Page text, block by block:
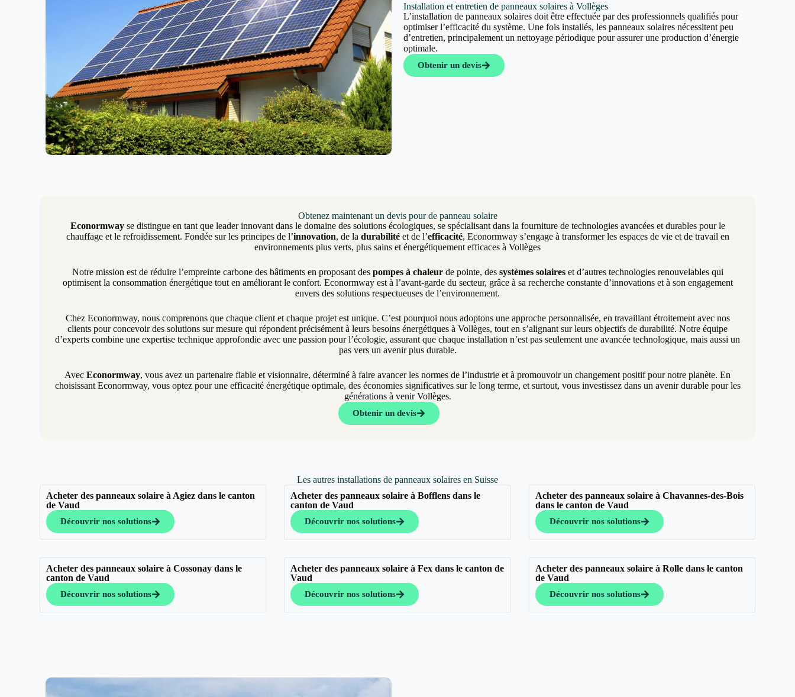
Installation et entretien de panneaux solaires à Vollèges
L’installation de panneaux solaires doit être effectuée par des professionnels qualifiés pour
optimiser l’efficacité du système. Une fois installés, les panneaux solaires nécessitent peu
d’entretien, principalement un nettoyage périodique pour assurer une production d’énergie
optimale.
Obtenir un devis
Obtenez maintenant un devis pour de panneau solaire
Econormwayse distingue en tant que leader innovant dans le domaine des solutions écologiques, se spécialisant dans la fourniture de technologies avancées et durables pour le
chauffage et le refroidissement. Fondée sur les principes de l’innovation, de la durabilitéet de l’efficacité, Econormway s’engage à transformer les espaces de vie et de travail en
environnements plus verts, plus sains et énergétiquement efficaces à Vollèges
Notre mission est de réduire l’empreinte carbone des bâtiments en proposant des pompes à chaleurde pointe, des systèmes solaireset d’autres technologies renouvelables qui
optimisent la consommation énergétique tout en améliorant le confort. Econormway est à l’avant-garde du secteur, grâce à sa recherche constante d’innovations et à son engagement
envers des solutions respectueuses de l’environnement.
Chez Econormway, nous comprenons que chaque client et chaque projet est unique. C’est pourquoi nous adoptons une approche personnalisée, en travaillant étroitement avec nos
clients pour concevoir des solutions sur mesure qui répondent précisément à leurs besoins énergétiques à Vollèges, tout en s’alignant sur leurs objectifs de durabilité. Notre équipe
d’experts combine une expertise technique approfondie avec une passion pour l’écologie, assurant que chaque installation n’est pas seulement une avancée technologique, mais aussi un
pas vers un avenir plus durable.
Avec Econormway, vous avez un partenaire fiable et visionnaire, déterminé à faire avancer les normes de l’industrie et à promouvoir un changement positif pour notre planète. En
choisissant Econormway, vous optez pour une efficacité énergétique optimale, des économies significatives sur le long terme, et surtout, vous investissez dans un avenir durable pour les
générations à venir Vollèges.
Obtenir un devis
Les autres installations de panneaux solaires en Suisse
Acheter des panneaux solaire à Agiez dans le canton
de Vaud
Découvrir nos solutions
Acheter des panneaux solaire à Bofflens dans le
canton de Vaud
Découvrir nos solutions
Acheter des panneaux solaire à Chavannes-des-Bois
dans le canton de Vaud
Découvrir nos solutions
Acheter des panneaux solaire à Cossonay dans le
canton de Vaud
Découvrir nos solutions
Acheter des panneaux solaire à Fex dans le canton de
Vaud
Découvrir nos solutions
Acheter des panneaux solaire à Rolle dans le canton
de Vaud
Découvrir nos solutions